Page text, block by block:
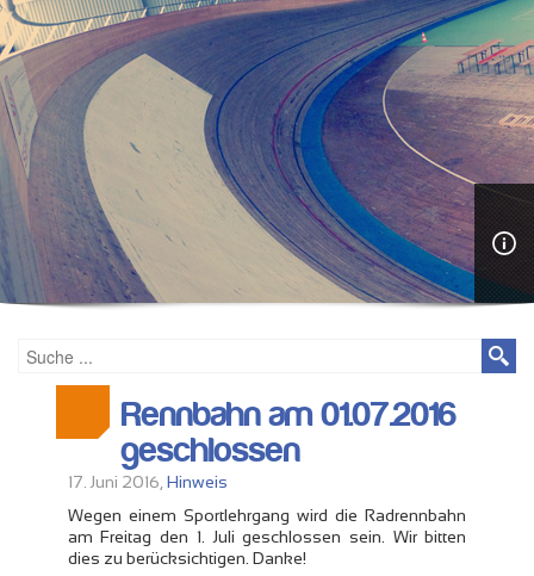
Rennbahn am 01.07.2016
geschlossen
17. Juni 2016, Hinweis
Wegen einem Sportlehrgang wird die Radrennbahn
am Freitag den 1. Juli geschlossen sein. Wir bitten
dies zu berücksichtigen. Danke!